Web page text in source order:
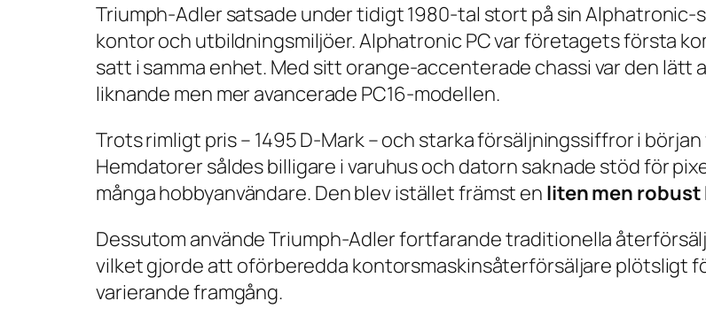
Triumph-Adler satsade under tidigt 1980-tal stort på sin
kontor och utbildningsmiljöer. Alphatronic PC var företagets första
satt i samma enhet. Med sitt orange-accenterade chassi var den lätt
liknande men mer avancerade PC16-modellen.
Trots rimligt pris – 1495 D-Mark – och starka försäljningssiffror i
Hemdatorer såldes billigare i varuhus och datorn saknade stöd för
många hobbyanvändare. Den blev istället främst en liten men
Dessutom använde Triumph-Adler fortfarande traditionella
vilket gjorde att oförberedda kontorsmaskinsåterförsäljare plötsligt
varierande framgång.